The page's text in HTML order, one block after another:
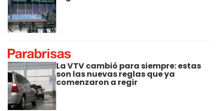
La VTV cambió para siempre: estas
son las nuevas reglas que ya
comenzaron a regir